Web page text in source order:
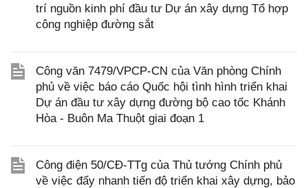
trí nguồn kinh phí đầu tư Dự án xây dựng Tổ hợp
công nghiệp đường sắt
Công văn 7479/VPCP-CN của Văn phòng Chính
phủ về việc báo cáo Quốc hội tình hình triển khai
Dự án đầu tư xây dựng đường bộ cao tốc Khánh
Hòa - Buôn Ma Thuột giai đoạn 1
Công điện 50/CĐ-TTg của Thủ tướng Chính phủ
về việc đẩy nhanh tiến độ triển khai xây dựng, bảo